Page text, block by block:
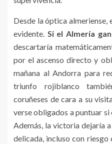
Desde la óptica almeriense,
evidente. Si el Almería
descartaría
por el ascenso directo y
mañana al Andorra para
triunfo rojiblanco
coruñeses de cara a su
verse obligados a puntuar
Además, la victoria dejaría
delicada, incluso con